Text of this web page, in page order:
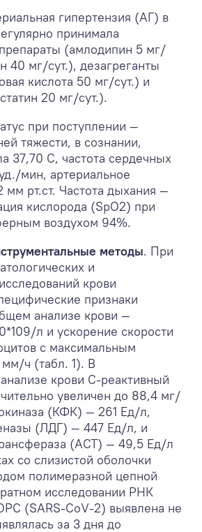
гипертензия (АГ) в
принимала
(амлодипин 5 мг/
40 мг/сут.), дезагреганты
кислота 50 мг/сут.) и
20 мг/сут.).
при поступлении —
тяжести, в сознании,
37,70 С, частота сердечных
мин, артериальное
мм рт.ст. Частота дыхания —
кислорода (SpО2) при
воздухом 94%.
методы. При
и
крови
признаки
анализе крови —
9/л и ускорение скорости
с максимальным
ч (табл. 1). В
крови С-реактивный
увеличен до 88,4 мг/
(КФК) — 261 Ед/л,
(ЛДГ) — 447 Ед/л, и
(АСТ) — 49,5 Ед/л
со слизистой оболочки
полимеразной цепной
исследовании РНК
(SARS-CoV-2) выявлена не
за 3 дня до